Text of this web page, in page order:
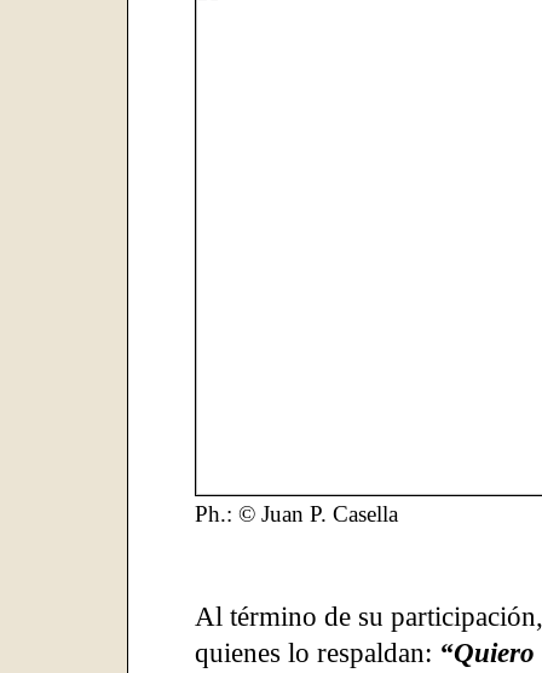
Ph.: © Juan P. Casella
Al término de su
quienes lo respaldan: “Quiero